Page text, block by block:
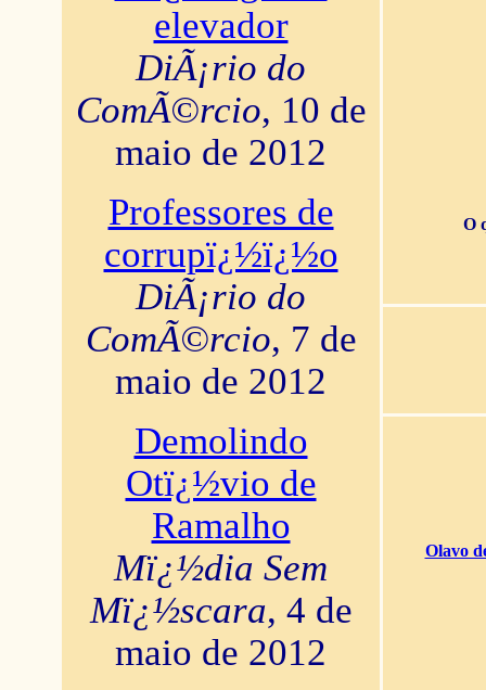
elevador
DiÃ¡rio do
ComÃ©rcio, 10 de
maio de 2012
Professores de
corrupï¿½ï¿½o
DiÃ¡rio do
ComÃ©rcio, 7 de
maio de 2012
Demolindo
Otï¿½vio de
Ramalho
Mï¿½dia Sem
Mï¿½scara, 4 de
maio de 2012
O
Olavo